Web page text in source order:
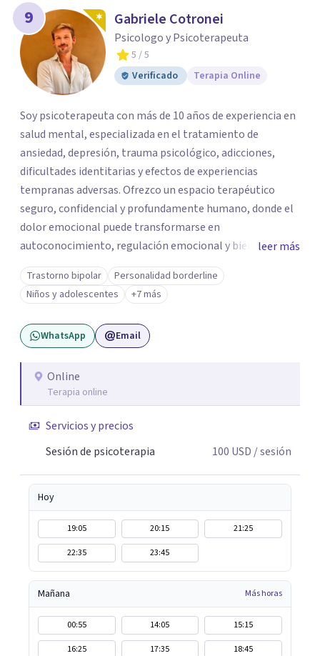
9 Gabriele Cotronei
Psicologo y Psicoterapeuta
5 / 5
Verificado
Terapia Online
Soy psicoterapeuta con más de 10 años de experiencia en
salud mental, especializada en el tratamiento de
ansiedad, depresión, trauma psicológico, adicciones,
dificultades identitarias y efectos de experiencias
tempranas adversas. Ofrezco un espacio terapéutico
seguro, confidencial y profundamente humano, donde el
dolor emocional puede transformarse en
autoconocimiento, regulación emocional y bienestar.
Trabajo desde un enfoque integrativo que combina
psicoanálisis, terapia somática y de trauma, psicología
corporal, Mentalization Based Therapy (MBT),
hipnoterapia y respiración neurodinámica, integrando
actualmente la Psicología Analítica Junguiana. Mi
ecopsicología y el trabajo simbólico con el inconsciente,
entendiendo que cada proceso terapéutico es único y
leer más
Trastorno bipolar
Personalidad borderline
Niños y adolescentes
+7 más
WhatsApp Email
Online
Terapia online
Servicios y precios
Sesión de psicoterapia
100 USD / sesión
Hoy
19:05 20:15
21:25
22:35
23:45
Mañana Más horas
00:55 14:05
15:15
16:25
17:35 18:45